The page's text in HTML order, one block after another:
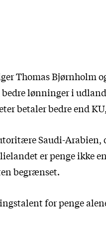
Thomas Bjørnholm
lønninger i
betaler bedre end
Saudi-Arabien,
er penge ikke
begrænset.
for penge